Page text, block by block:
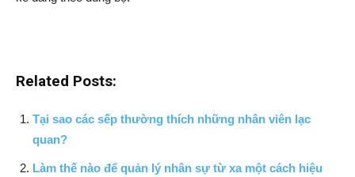
Related Posts:
Tại sao các sếp thường thích những nhân viên lạc
quan?
Làm thế nào để quản lý nhân sự từ xa một cách hiệu